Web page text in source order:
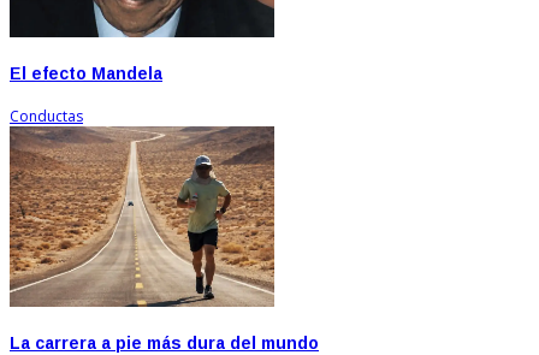
El efecto Mandela
Conductas
La carrera a pie más dura del mundo